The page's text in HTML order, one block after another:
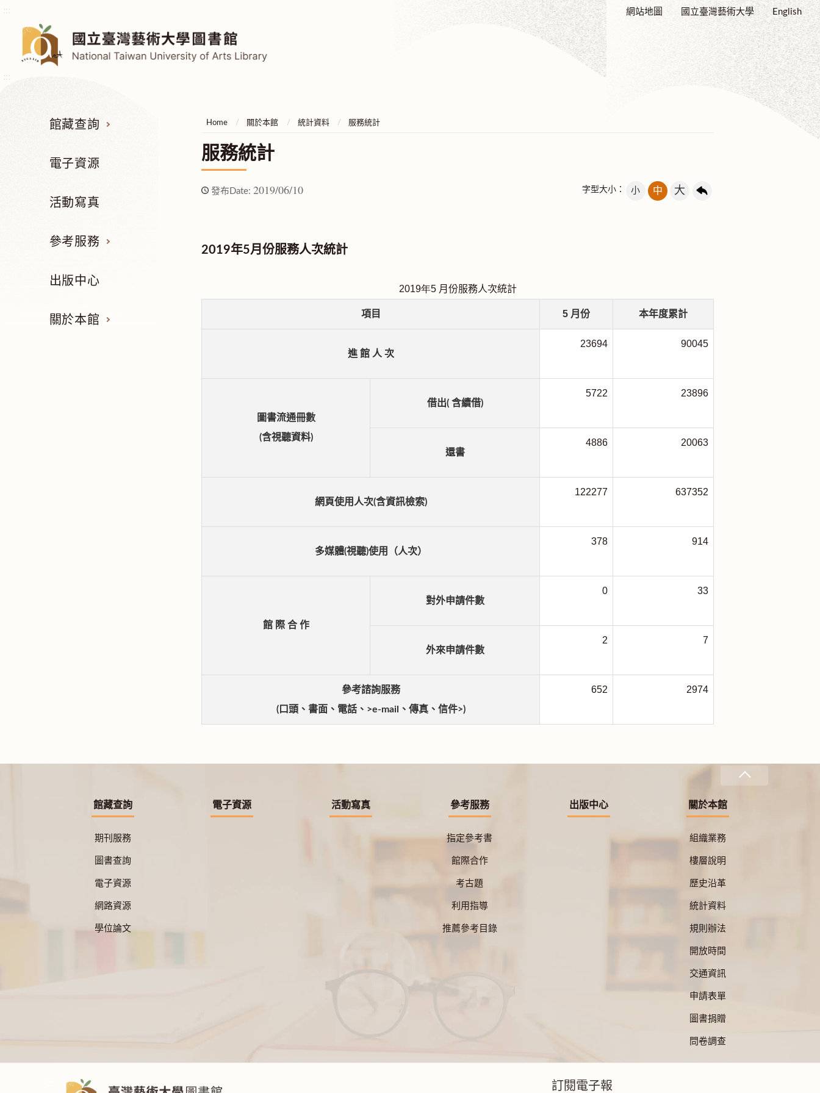
網站地圖 國立臺灣藝術大學 English
館藏查詢
電子資源
活動寫真
參考服務
出版中心
關於本館
Home 關於本館 統計資料 服務統計
服務統計
發布Date: 2019/06/10 字型大小： 小 中 大
2019年5月份服務人次統計
2019年5 月份服務人次統計
項目 5 月份 本年度累計
進 館 人 次
23694 90045
圖書流通冊數
(含視聽資料)
借出( 含續借)
5722 23896
還書
4886 20063
網頁使用人次(含資訊檢索)
122277 637352
多媒體(視聽)使用（人次）
378 914
館 際 合 作
對外申請件數
0 33
外來申請件數
2 7
參考諮詢服務
(口頭、書面、電話、>e-mail、傳真、信件>)
652 2974
館藏查詢
期刊服務
圖書查詢
電子資源
網路資源
學位論文
電子資源 活動寫真 參考服務
指定參考書
館際合作
考古題
利用指導
推薦參考目錄
出版中心 關於本館
組織業務
樓層說明
歷史沿革
統計資料
規則辦法
開放時間
交通資訊
申請表單
圖書捐贈
問卷調查
訂閱電子報